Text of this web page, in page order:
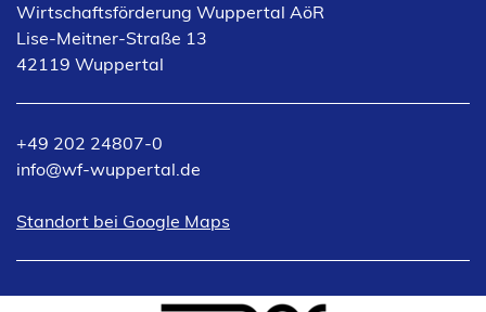
a
b
Wirtschaftsförderung Wuppertal AöR
Lise-Meitner-Straße 13
42119 Wuppertal
+49 202 24807-0
info
wf-wuppertal de
Standort bei Google Maps
(Öffnet
neuen